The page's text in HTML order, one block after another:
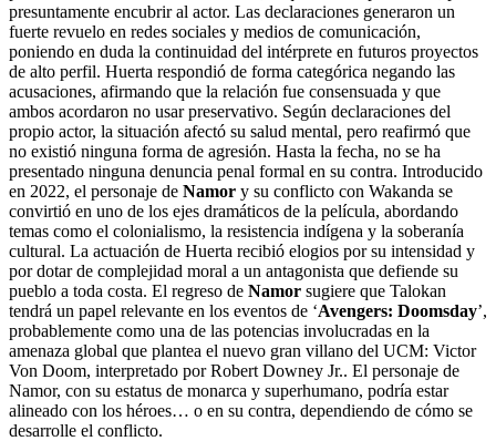
presuntamente encubrir al actor. Las declaraciones generaron un
fuerte revuelo en redes sociales y medios de comunicación,
poniendo en duda la continuidad del intérprete en futuros proyectos
de alto perfil. Huerta respondió de forma categórica negando las
acusaciones, afirmando que la relación fue consensuada y que
ambos acordaron no usar preservativo. Según declaraciones del
propio actor, la situación afectó su salud mental, pero reafirmó que
no existió ninguna forma de agresión. Hasta la fecha, no se ha
presentado ninguna denuncia penal formal en su contra. Introducido
en 2022, el personaje de Namor y su conflicto con Wakanda se
convirtió en uno de los ejes dramáticos de la película, abordando
temas como el colonialismo, la resistencia indígena y la soberanía
cultural. La actuación de Huerta recibió elogios por su intensidad y
por dotar de complejidad moral a un antagonista que defiende su
pueblo a toda costa. El regreso de Namor sugiere que Talokan
tendrá un papel relevante en los eventos de ‘Avengers: Doomsday’,
probablemente como una de las potencias involucradas en la
amenaza global que plantea el nuevo gran villano del UCM: Victor
Von Doom, interpretado por Robert Downey Jr.. El personaje de
Namor, con su estatus de monarca y superhumano, podría estar
alineado con los héroes… o en su contra, dependiendo de cómo se
desarrolle el conflicto.